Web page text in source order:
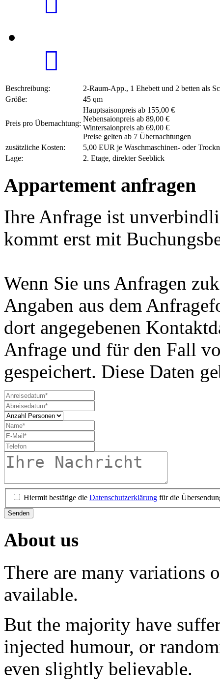
Beschreibung:
2-Raum-App., 1 Ehebett und 2 betten als
Größe:
45 qm
Preis pro Übernachtung:
Hauptsaisonpreis ab 155,00 €
Nebensaionpreis ab 89,00 €
Wintersaionpreis ab 69,00 €
Preise gelten ab 7 Übernachtungen
zusätzliche Kosten:
5,00 EUR je Waschmaschinen- oder
Lage:
2. Etage, direkter Seeblick
Appartement anfragen
Ihre Anfrage ist
kommt erst mit
Wenn Sie uns Anfragen
Angaben aus dem
dort angegebenen
Anfrage und für den Fall
gespeichert. Diese Daten
Hiermit bestätige die Datenschutzerklärung für die
Senden
About us
There are many variations
available.
But the majority have
injected humour, or
even slightly believable.